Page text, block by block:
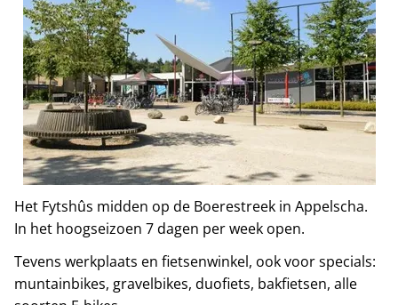
Het Fytshûs midden op de Boerestreek in Appelscha.
In het hoogseizoen 7 dagen per week open.
Tevens werkplaats en fietsenwinkel, ook voor specials:
muntainbikes, gravelbikes, duofiets, bakfietsen, alle